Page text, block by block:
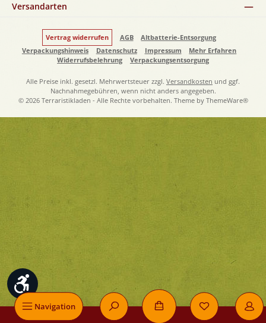
Werkzeugleiste anzeigen
Navigation
Versandarten
Vertrag widerrufen AGB
Altbatterie-Entsorgung
Verpackungshinweis
Datenschutz Impressum
Mehr Erfahren
Widerrufsbelehrung
Verpackungsentsorgung
Alle Preise inkl. gesetzl. Mehrwertsteuer zzgl. Versandkosten und ggf.
Nachnahmegebühren, wenn nicht anders angegeben.
© 2026 Terraristikladen - Alle Rechte vorbehalten. Theme by ThemeWare®